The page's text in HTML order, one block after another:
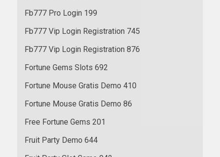
Fb777 Pro Login 199
Fb777 Vip Login Registration 745
Fb777 Vip Login Registration 876
Fortune Gems Slots 692
Fortune Mouse Gratis Demo 410
Fortune Mouse Gratis Demo 86
Free Fortune Gems 201
Fruit Party Demo 644